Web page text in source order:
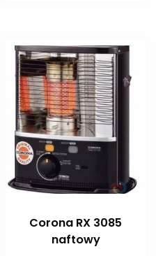
Corona RX 3085
naftowy